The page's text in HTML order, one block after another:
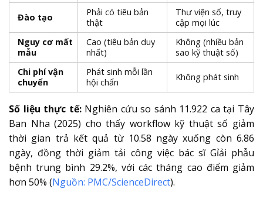
Đào tạo
Phải có tiêu bản
thật
Thư viện số, truy
cập mọi lúc
Nguy cơ mất
mẫu
Cao (tiêu bản duy
nhất)
Không (nhiều bản
sao kỹ thuật số)
Chi phí vận
chuyển
Phát sinh mỗi lần
hội chẩn
Không phát sinh
Số liệu thực tế:Nghiên cứu so sánh 11.922 ca tại Tây
Ban Nha (2025) cho thấy workflow kỹ thuật số giảm
thời gian trả kết quả từ 10.58 ngày xuống còn 6.86
ngày, đồng thời giảm tải công việc bác sĩ Gỉải phẫu
bệnh trung bình 29.2%, với các tháng cao điểm giảm
hơn 50% (Nguồn: PMC/ScienceDirect).